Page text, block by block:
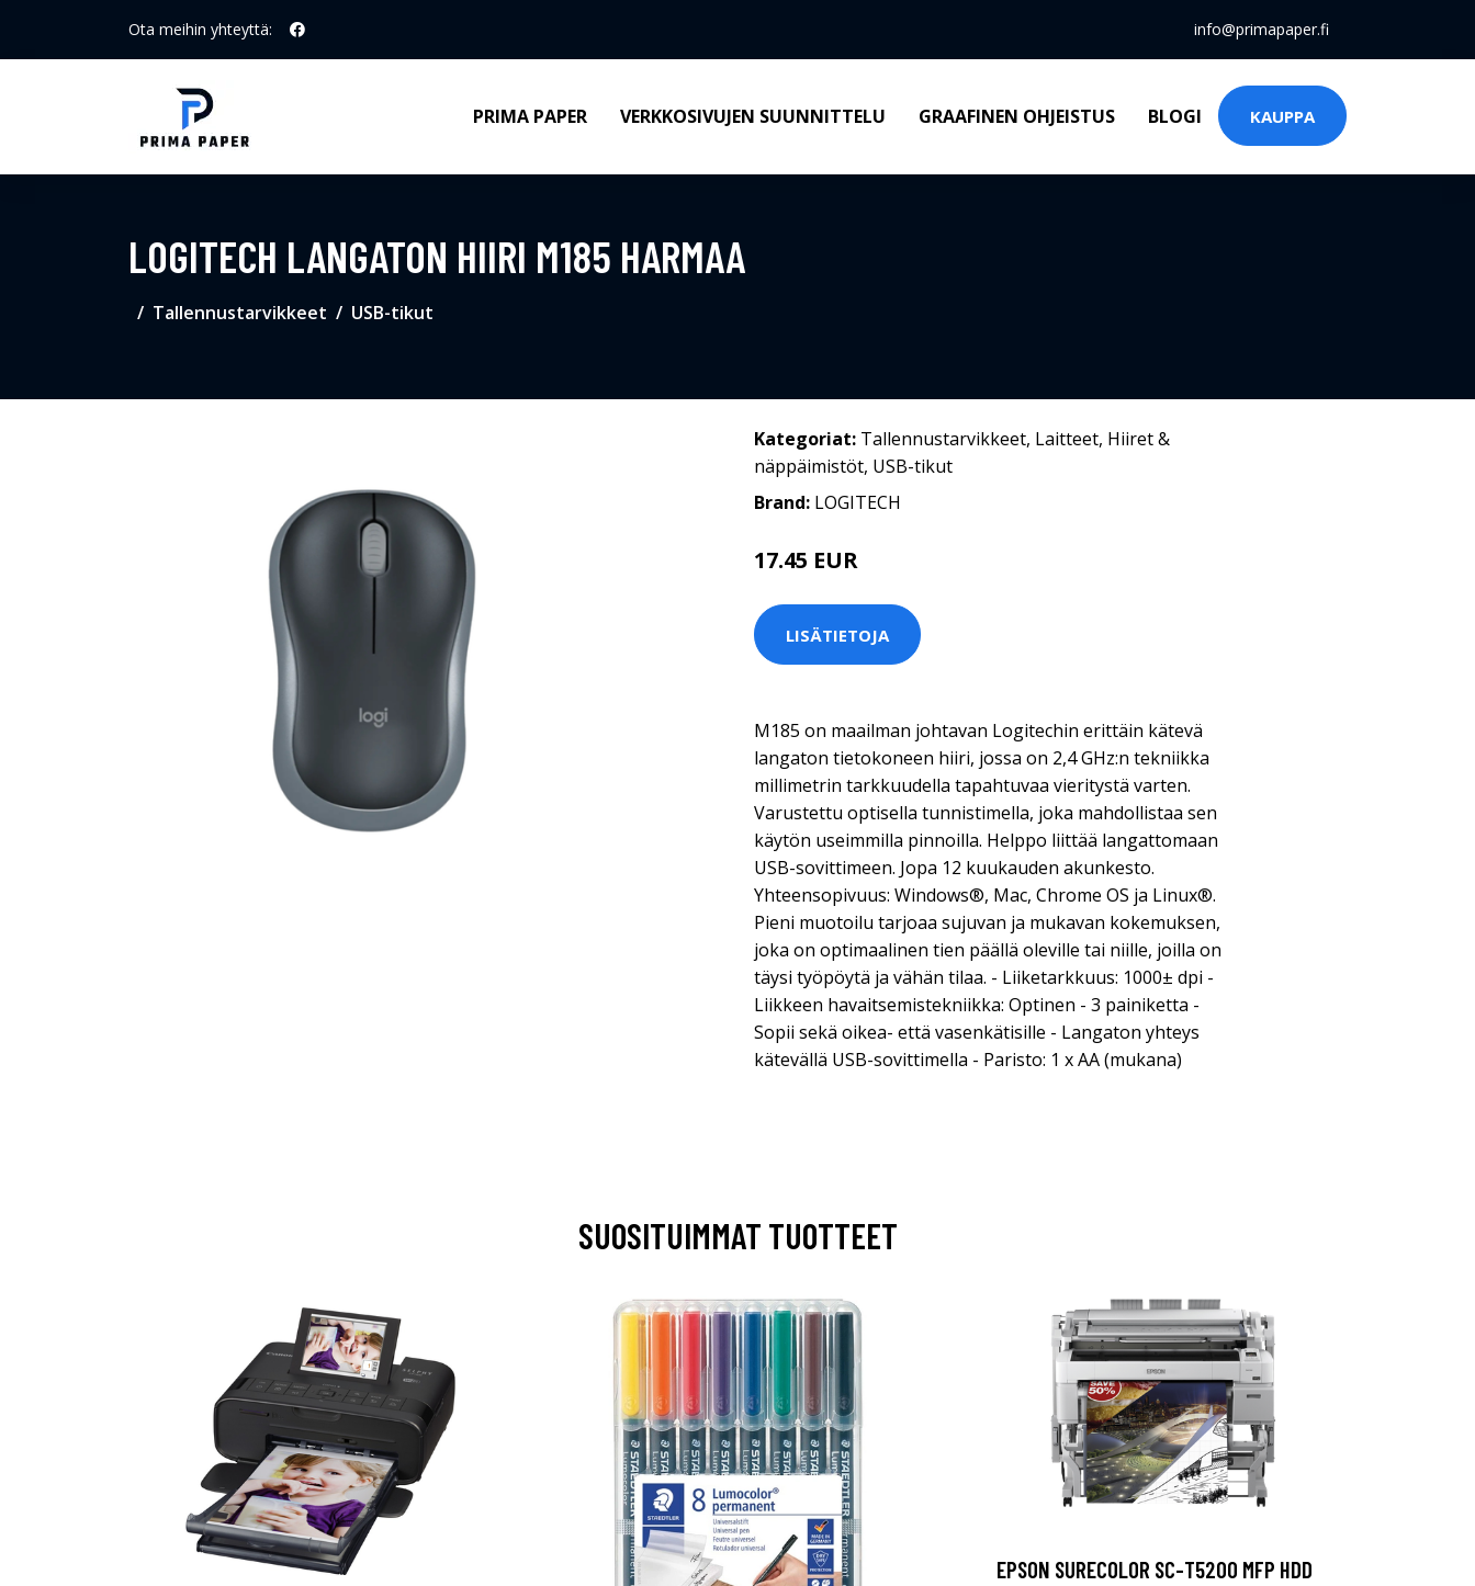
Ota meihin yhteyttä: info@primapaper.fi
PRIMA PAPER VERKKOSIVUJEN SUUNNITTELU GRAAFINEN OHJEISTUS BLOGI KAUPPA
LOGITECH LANGATON HIIRI M185 HARMAA
Tallennustarvikkeet USB-tikut
Kategoriat: Tallennustarvikkeet, Laitteet, Hiiret &
näppäimistöt, USB-tikut
Brand: LOGITECH
17.45 EUR
LISÄTIETOJA
M185 on maailman johtavan Logitechin erittäin kätevä
langaton tietokoneen hiiri, jossa on 2,4 GHz:n tekniikka
millimetrin tarkkuudella tapahtuvaa vieritystä varten.
Varustettu optisella tunnistimella, joka mahdollistaa sen
käytön useimmilla pinnoilla. Helppo liittää langattomaan
USB-sovittimeen. Jopa 12 kuukauden akunkesto.
Yhteensopivuus: Windows®, Mac, Chrome OS ja Linux®.
Pieni muotoilu tarjoaa sujuvan ja mukavan kokemuksen,
joka on optimaalinen tien päällä oleville tai niille, joilla on
täysi työpöytä ja vähän tilaa. - Liiketarkkuus: 1000± dpi -
Liikkeen havaitsemistekniikka: Optinen - 3 painiketta -
Sopii sekä oikea- että vasenkätisille - Langaton yhteys
kätevällä USB-sovittimella - Paristo: 1 x AA (mukana)
SUOSITUIMMAT TUOTTEET
EPSON SURECOLOR SC-T5200 MFP HDD